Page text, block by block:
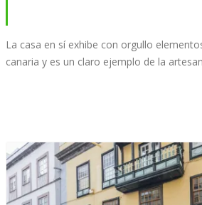
La casa en sí exhibe con orgullo
canaria y es un claro ejemplo de la